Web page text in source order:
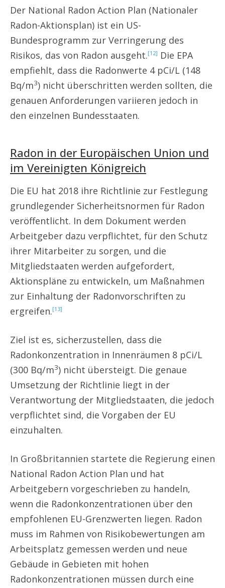
Der National Radon Action Plan (Nationaler
Radon-Aktionsplan) ist ein US-
Bundesprogramm zur Verringerung des
Risikos, das von Radon ausgeht.[12] Die EPA
empfiehlt, dass die Radonwerte 4 pCi/L (148
Bq/m3) nicht überschritten werden sollten, die
genauen Anforderungen variieren jedoch in
den einzelnen Bundesstaaten.
Radon in der Europäischen Union und
im Vereinigten Königreich
Die EU hat 2018 ihre Richtlinie zur Festlegung
grundlegender Sicherheitsnormen für Radon
veröffentlicht. In dem Dokument werden
Arbeitgeber dazu verpflichtet, für den Schutz
ihrer Mitarbeiter zu sorgen, und die
Mitgliedstaaten werden aufgefordert,
Aktionspläne zu entwickeln, um Maßnahmen
zur Einhaltung der Radonvorschriften zu
ergreifen.[13]
Ziel ist es, sicherzustellen, dass die
Radonkonzentration in Innenräumen 8 pCi/L
(300 Bq/m3) nicht übersteigt. Die genaue
Umsetzung der Richtlinie liegt in der
Verantwortung der Mitgliedstaaten, die jedoch
verpflichtet sind, die Vorgaben der EU
einzuhalten.
In Großbritannien startete die Regierung einen
National Radon Action Plan und hat
Arbeitgebern vorgeschrieben zu handeln,
wenn die Radonkonzentrationen über den
empfohlenen EU-Grenzwerten liegen. Radon
muss im Rahmen von Risikobewertungen am
Arbeitsplatz gemessen werden und neue
Gebäude in Gebieten mit hohen
Radonkonzentrationen müssen durch eine